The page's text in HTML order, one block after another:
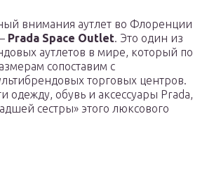
внимания аутлет во Флоренции
Prada Space Outlet. Это один из
аутлетов в мире, который по
сопоставим с
торговых центров.
одежду, обувь и аксессуары Prada,
сестры» этого люксового